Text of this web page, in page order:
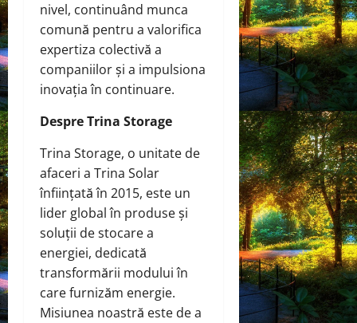
nivel, continuând munca
comună pentru a valorifica
expertiza colectivă a
companiilor și a impulsiona
inovația în continuare.
Despre Trina Storage
Trina Storage, o unitate de
afaceri a Trina Solar
înființată în 2015, este un
lider global în produse și
soluții de stocare a
energiei, dedicată
transformării modului în
care furnizăm energie.
Misiunea noastră este de a